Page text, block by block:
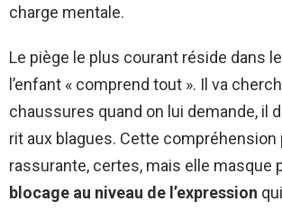
charge mentale.
Le piège le plus courant réside dans
l’enfant « comprend tout ». Il va
chaussures quand on lui demande, il
rit aux blagues. Cette
rassurante, certes, mais elle masque
blocage au niveau de l’expression